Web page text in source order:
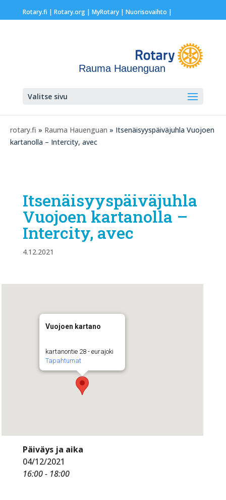
Rotary.fi | Rotary.org| MyRotary | Nuorisovaihto |
Rauma Hauenguan
Valitse sivu
rotary.fi » Rauma Hauenguan » Itsenäisyyspäiväjuhla Vuojoen
kartanolla – Intercity, avec
Itsenäisyyspäiväjuhla
Vuojoen kartanolla –
Intercity, avec
4.12.2021
Vuojoen kartano
kartanontie 28 - eurajoki
Tapahtumat
Päiväys ja aika
04/12/2021
16:00 - 18:00